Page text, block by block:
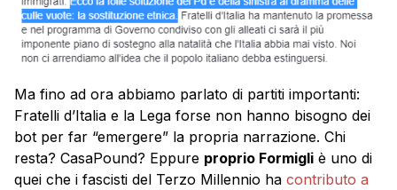
Ma fino ad ora abbiamo parlato di partiti importanti:
Fratelli d’Italia e la Lega forse non hanno bisogno dei
bot per far “emergere” la propria narrazione. Chi
resta? CasaPound? Eppure proprio Formigli è uno di
quei che i fascisti del Terzo Millennio ha contributo a